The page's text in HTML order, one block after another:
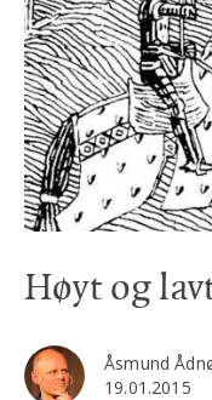
Høyt og
Åsmund
19.01.2015